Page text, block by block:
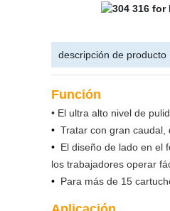
descripción de producto
Función
• El ultra alto nivel de
• Tratar con gran caudal,
• El diseño de lado en el
los trabajadores operar
• Para más de 15